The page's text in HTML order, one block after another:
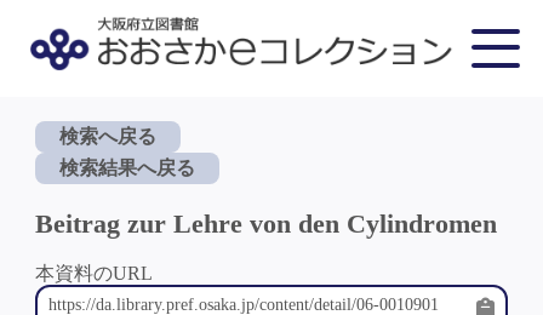
検索へ戻る
検索結果へ戻る
Beitrag zur Lehre von den Cylindromen
本資料のURL